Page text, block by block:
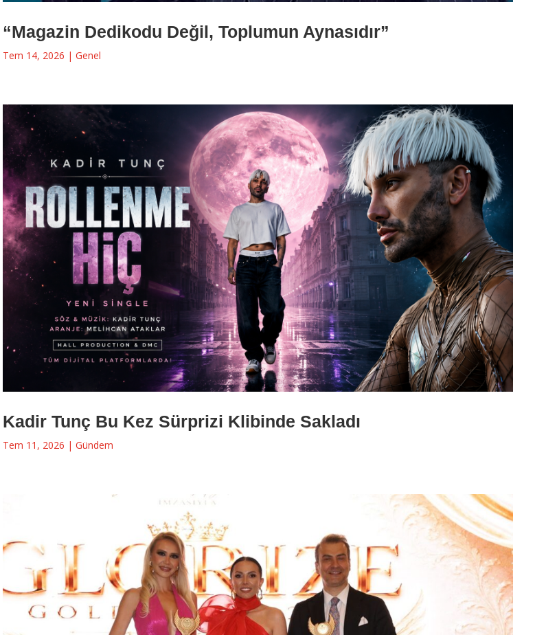
“Magazin Dedikodu Değil, Toplumun Aynasıdır”
Tem 14, 2026 | Genel
Kadir Tunç Bu Kez Sürprizi Klibinde Sakladı
Tem 11, 2026 | Gündem